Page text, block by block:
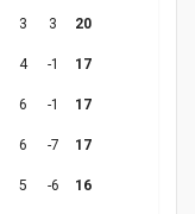
3 3 20
4 -1 17
6 -1 17
6 -7 17
5 -6 16